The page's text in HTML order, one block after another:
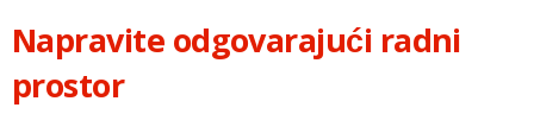
Napravite odgovarajući radni
prostor